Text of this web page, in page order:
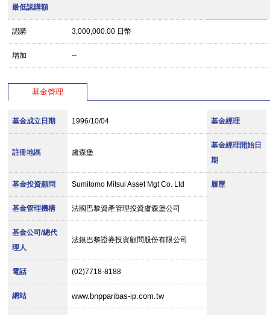
最低認購額
認購 3,000,000.00 日幣
增加 --
基金管理
基金成立日期 1996/10/04 基金經理
註冊地區 盧森堡
基金經理開始日
期
基金投資顧問 Sumitomo Mitsui Asset Mgt Co. Ltd 履歷
基金管理機構 法國巴黎資產管理投資盧森堡公司
基金公司/總代
理人
法銀巴黎證券投資顧問股份有限公司
電話 (02)7718-8188
網站 www.bnpparibas-ip.com.tw